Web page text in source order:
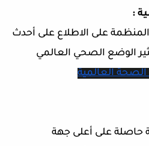
على الاطلاع على أحدث
الوضع الصحي العالمي
العالمية
حاصلة على أعلى جهة